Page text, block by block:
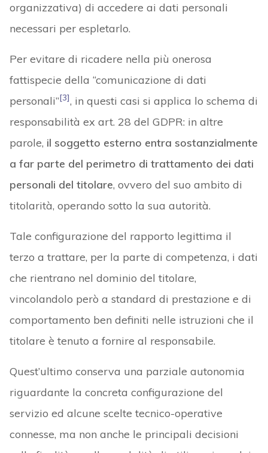
organizzativa) di accedere ai dati personali
necessari per espletarlo.
Per evitare di ricadere nella più onerosa
fattispecie della “comunicazione di dati
personali”[3], in questi casi si applica lo schema di
responsabilità ex art. 28 del GDPR: in altre
parole, il soggetto esterno entra sostanzialmente
a far parte del perimetro di trattamento dei dati
personali del titolare, ovvero del suo ambito di
titolarità, operando sotto la sua autorità.
Tale configurazione del rapporto legittima il
terzo a trattare, per la parte di competenza, i dati
che rientrano nel dominio del titolare,
vincolandolo però a standard di prestazione e di
comportamento ben definiti nelle istruzioni che il
titolare è tenuto a fornire al responsabile.
Quest’ultimo conserva una parziale autonomia
riguardante la concreta configurazione del
servizio ed alcune scelte tecnico-operative
connesse, ma non anche le principali decisioni